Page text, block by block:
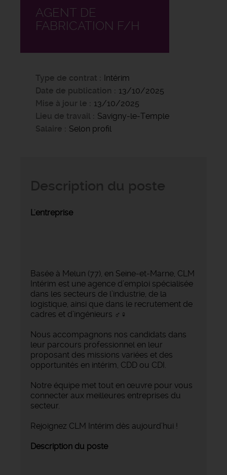
AGENT DE
FABRICATION F/H
Type de contrat
Intérim
Date de publication
13/10/2025
Mise à jour le
13/10/2025
Lieu de travail
Savigny-le-Temple
Salaire
Selon profil
L'entreprise
Basée à Melun (77), en Seine-et-Marne, CLM
Intérim est une agence d’emploi spécialisée
dans les secteurs de l’industrie, de la
logistique, ainsi que dans le recrutement de
cadres et d’ingénieurs ‍♂️‍♀️
Nous accompagnons nos candidats dans
leur parcours professionnel en leur
proposant des missions variées et des
opportunités en intérim, CDD ou CDI.
Notre équipe met tout en œuvre pour vous
connecter aux meilleures entreprises du
secteur.
Rejoignez CLM Intérim dès aujourd’hui !
Description du poste